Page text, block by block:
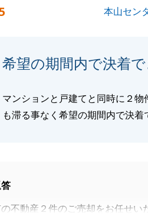
閉じる
本山セン
希望の期間内で決着
マンションと戸建てと同時に２
も滞る事なく希望の期間内で決着
不動産２件のご売却をお任せい